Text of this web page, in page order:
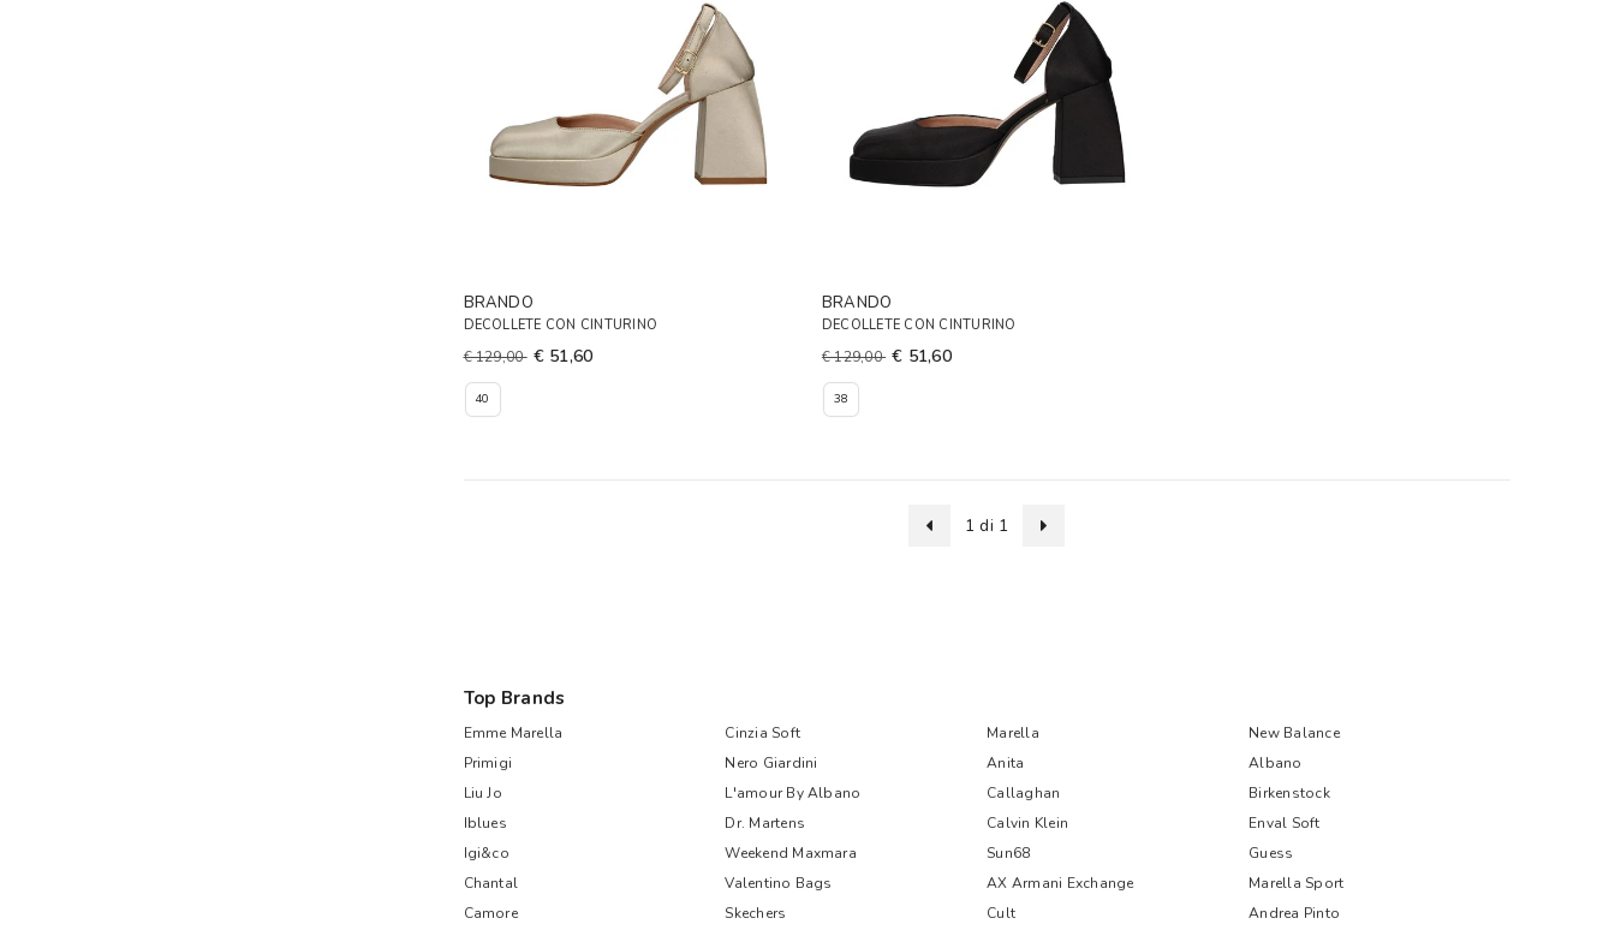
BRANDO
DECOLLETE CON CINTURINO
€ 129,00 € 51,60
40
BRANDO
DECOLLETE CON CINTURINO
€ 129,00 € 51,60
38
1 di 1
Top Brands
Emme Marella Cinzia Soft Marella
New Balance
Primigi
Nero Giardini Anita
Albano
Liu Jo
L'amour By Albano Callaghan
Birkenstock
Iblues
Dr. Martens Calvin Klein
Enval Soft
Igi&co
Weekend Maxmara Sun68
Guess
Chantal
Valentino Bags AX Armani Exchange
Marella Sport
Camore
Skechers Cult
Andrea Pinto